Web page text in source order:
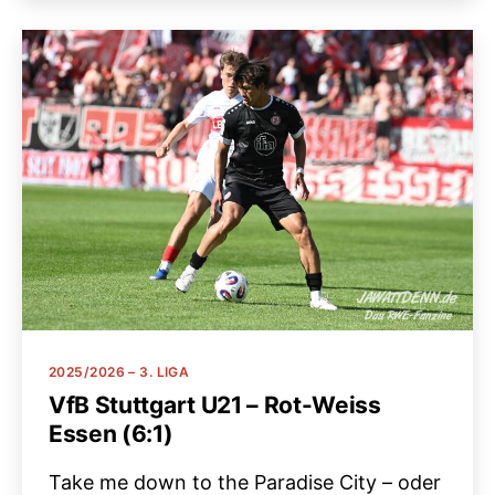
Kategorien
2025/2026 – 3. LIGA
VfB Stuttgart U21 – Rot-Weiss
Essen (6:1)
Take me down to the Paradise City – oder